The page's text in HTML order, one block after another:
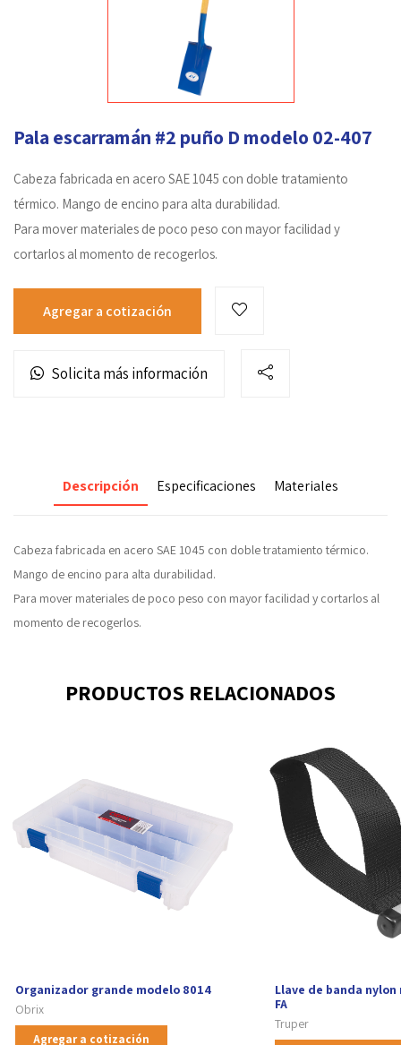
Pala escarramán #2 puño D modelo 02-407
Cabeza fabricada en acero SAE 1045 con doble tratamiento
térmico. Mango de encino para alta durabilidad.
Para mover materiales de poco peso con mayor facilidad y
cortarlos al momento de recogerlos.
Agregar a cotización
Solicita más información
Descripción Especificaciones Materiales
Cabeza fabricada en acero SAE 1045 con doble tratamiento térmico.
Mango de encino para alta durabilidad.
Para mover materiales de poco peso con mayor facilidad y cortarlos al
momento de recogerlos.
PRODUCTOS RELACIONADOS
Organizador grande modelo 8014
Obrix
Agregar a cotización
Llave de banda nylon
FA
Truper